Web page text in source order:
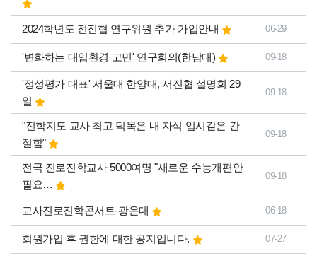
2024학년도 전진협 연구위원 추가 가입안내 06-29
'변화하는 대입환경 고민' 연구회의(한남대) 09-18
'정성평가 대표' 서울대 한양대, 서진협 설명회 29
일
09-18
"진학지도 교사 최고 덕목은 내 자식 입시같은 간
절함"
09-18
전국 진로진학교사 5000여명 "새로운 수능개편안
필요…
09-18
교사진로진학콘서트-광운대 06-18
회원가입 후 권한에 대한 공지입니다. 07-27